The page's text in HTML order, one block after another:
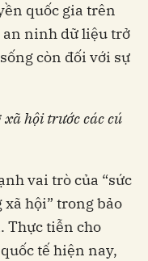
quốc gia trên
an ninh dữ liệu trở
còn đối với sự
xã hội trước các cú
vai trò của “sức
xã hội” trong bảo
Thực tiễn cho
tế hiện nay,